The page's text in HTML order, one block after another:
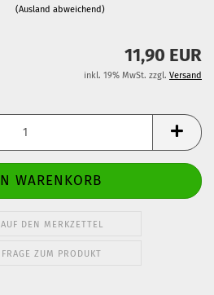
(Ausland abweichend)
11,90 EUR
inkl. 19% MwSt. zzgl. Versand
AUF DEN MERKZETTEL
FRAGE ZUM PRODUKT